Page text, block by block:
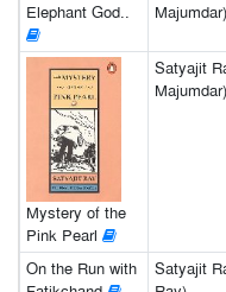
Elephant God..
Majumdar)
Mystery of the
Pink Pearl
Satyajit
Majumdar)
On the Run with
Satyajit